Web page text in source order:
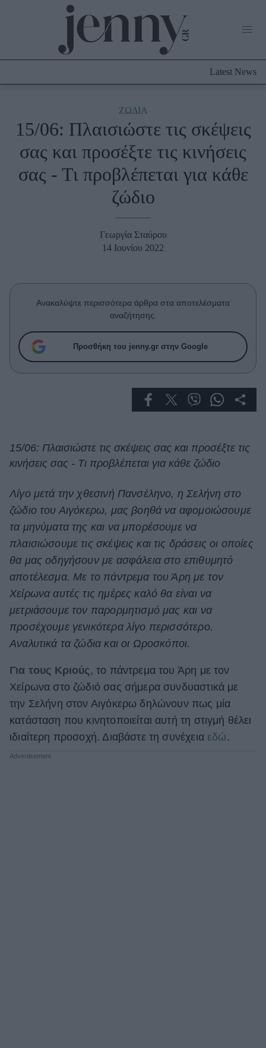
Culture
Fashion
Shopping
Styling Tips
Fashion News
Beauty News
Ψυχολογία
Υγεία + Διατροφή
Parenting
Working Girl
Πρόσωπα
Celebrities
Συνεντεύξεις
Who
True Stories
Ask the Guru
Success Stories
Ζώδια
Living
Deco
Cooking
Latest News
ΖΩΔΙΑ
15/06: Πλαισιώστε τις σκέψεις
σας και προσέξτε τις κινήσεις
σας - Τι προβλέπεται για κάθε
ζώδιο
Γεωργία Σταύρου
14 Ιουνίου 2022
Ανακαλύψτε περισσότερα άρθρα στα αποτελέσματα
αναζήτησης.
Προσθήκη του jenny.gr στην Google
15/06: Πλαισιώστε τις σκέψεις σας και προσέξτε τις
κινήσεις σας - Τι προβλέπεται για κάθε ζώδιο
Λίγο μετά την χθεσινή Πανσέληνο, η Σελήνη στο
ζώδιο του Αιγόκερω, μας βοηθά να αφομοιώσουμε
τα μηνύματα της και να μπορέσουμε να
πλαισιώσουμε τις σκέψεις και τις δράσεις οι οποίες
θα μας οδηγήσουν με ασφάλεια στο επιθυμητό
αποτέλεσμα. Με το πάντρεμα του Άρη με τον
Χείρωνα αυτές τις ημέρες καλό θα είναι να
μετριάσουμε τον παρορμητισμό μας και να
προσέχουμε γενικότερα λίγο περισσότερο.
Αναλυτικά τα ζώδια και οι Ωροσκόποι.
Για τους Κριούς , το πάντρεμα του Άρη με τον
Χείρωνα στο ζώδιό σας σήμερα συνδυαστικά με
την Σελήνη στον Αιγόκερω δηλώνουν πως μία
κατάσταση που κινητοποιείται αυτή τη στιγμή θέλει
ιδιαίτερη προσοχή. Διαβάστε τη συνέχεια εδώ .